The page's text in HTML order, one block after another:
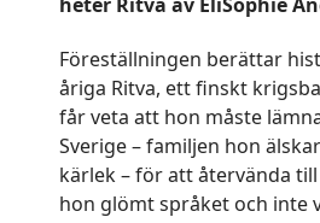
Föreställningen berättar
åriga Ritva, ett finskt
får veta att hon måste
Sverige – familjen hon
kärlek – för att återvända
hon glömt språket och inte